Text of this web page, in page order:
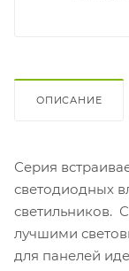
ОПИСАНИЕ
Серия
светодиодных
светильников.
лучшими
для панелей